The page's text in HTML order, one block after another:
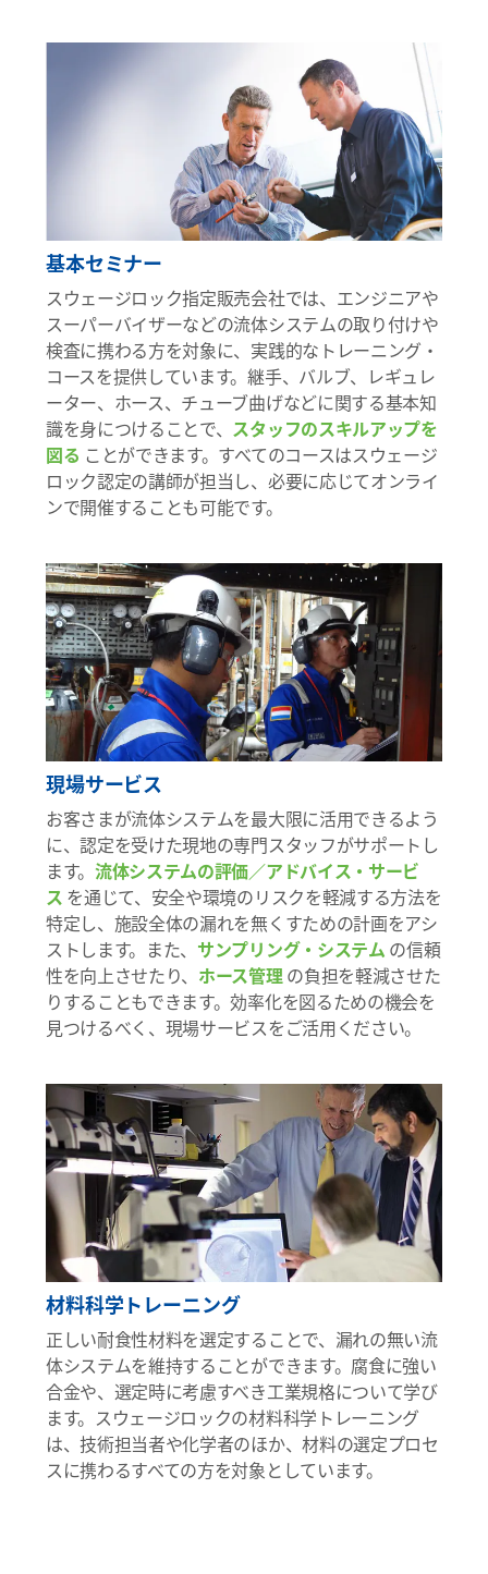
基本セミナー
スウェージロック指定販売会社では、エンジニアや
スーパーバイザーなどの流体システムの取り付けや
検査に携わる方を対象に、実践的なトレーニング・
コースを提供しています。継手、バルブ、レギュレ
ーター、ホース、チューブ曲げなどに関する基本知
識を身につけることで、 スタッフのスキルアップを
図る ことができます。すべてのコースはスウェージ
ロック認定の講師が担当し、必要に応じてオンライ
ンで開催することも可能です。
現場サービス
お客さまが流体システムを最大限に活用できるよう
に、認定を受けた現地の専門スタッフがサポートし
ます。流体システムの評価／アドバイス・サービ
ス を通じて、安全や環境のリスクを軽減する方法を
特定し、施設全体の漏れを無くすための計画をアシ
ストします。また、 サンプリング・システム の信頼
性を向上させたり、 ホース管理 の負担を軽減させた
りすることもできます。効率化を図るための機会を
見つけるべく、現場サービスをご活用ください。
材料科学トレーニング
正しい耐食性材料を選定することで、漏れの無い流
体システムを維持することができます。腐食に強い
合金や、選定時に考慮すべき工業規格について学び
ます。スウェージロックの材料科学トレーニング
は、技術担当者や化学者のほか、材料の選定プロセ
スに携わるすべての方を対象としています。